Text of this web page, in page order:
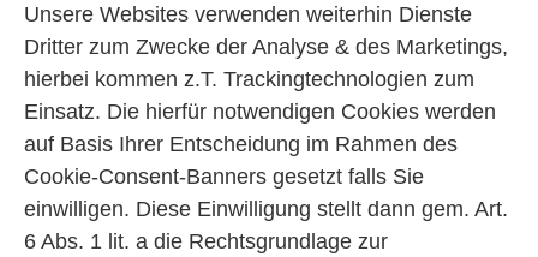
Unsere Websites verwenden weiterhin Dienste
Dritter zum Zwecke der Analyse & des Marketings,
hierbei kommen z.T. Trackingtechnologien zum
Einsatz. Die hierfür notwendigen Cookies werden
auf Basis Ihrer Entscheidung im Rahmen des
Cookie-Consent-Banners gesetzt falls Sie
einwilligen. Diese Einwilligung stellt dann gem. Art.
6 Abs. 1 lit. a die Rechtsgrundlage zur